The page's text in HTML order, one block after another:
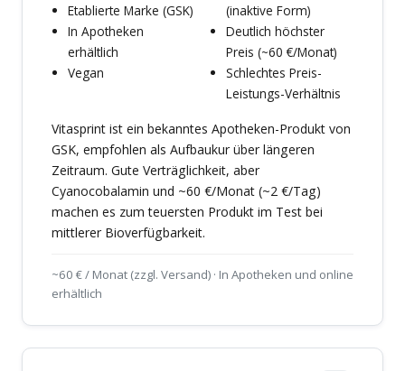
Etablierte Marke (GSK)
In Apotheken
erhältlich
Vegan
(inaktive Form)
Deutlich höchster
Preis (~60 €/Monat)
Schlechtes Preis-
Leistungs-Verhältnis
Vitasprint ist ein bekanntes Apotheken-Produkt von
GSK, empfohlen als Aufbaukur über längeren
Zeitraum. Gute Verträglichkeit, aber
Cyanocobalamin und ~60 €/Monat (~2 €/Tag)
machen es zum teuersten Produkt im Test bei
mittlerer Bioverfügbarkeit.
~60 € / Monat (zzgl. Versand) · In Apotheken und online
erhältlich